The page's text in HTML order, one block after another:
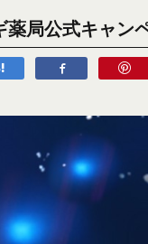
薬局公式キャン